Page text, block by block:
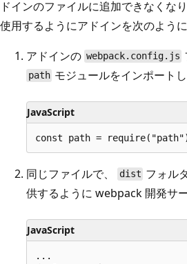
ドインのファイルに追加できなくな
使用するようにアドインを次のように
アドインの webpack.config.js
path モジュールをインポートし
JavaScript
同じファイルで、 dist フォル
供するように webpack 開発サ
JavaScript
...